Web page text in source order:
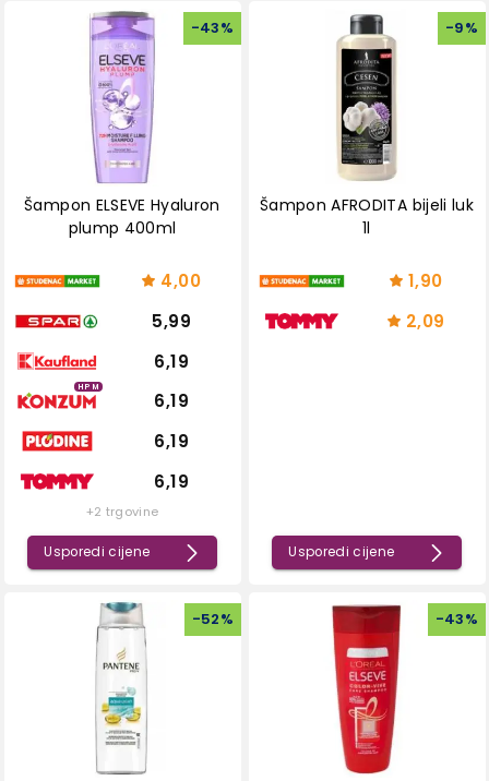
-43%
Šampon ELSEVE Hyaluron
plump 400ml
4,00
5,99
6,19
HPM
6,19
6,19
6,19
+2 trgovine
Usporedi cijene
-9%
Šampon AFRODITA bijeli luk
1l
1,90
2,09
Usporedi cijene
-52% -43%